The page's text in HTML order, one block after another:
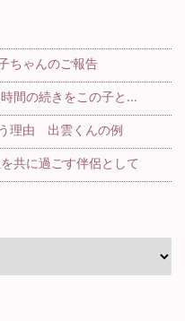
ちゃんのご報告
間の続きをこの子と…
理由 出雲くんの例
共に過ごす伴侶として